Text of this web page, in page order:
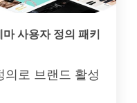
사용자 정의 패키
의로 브랜드 활성